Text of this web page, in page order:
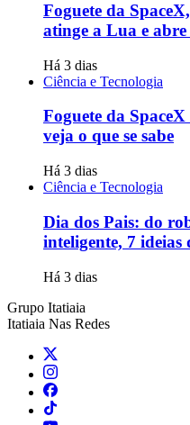
Foguete da
atinge a Lua e
Há 3 dias
Ciência e Tecnologia
Foguete da
veja o que se sabe
Há 3 dias
Ciência e Tecnologia
Dia dos Pais: do
inteligente, 7 ideias
Há 3 dias
Grupo Itatiaia
Itatiaia Nas Redes